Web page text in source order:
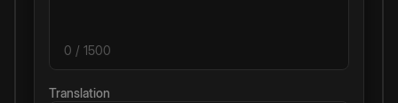
0 / 1500
Translation